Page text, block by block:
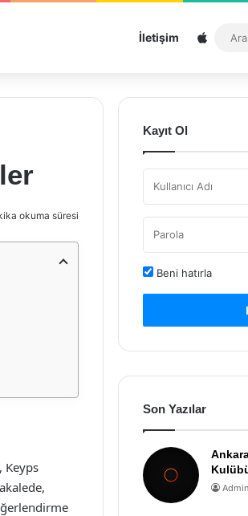
İletişim
okuma süresi
Keyps
Kayıt Ol
Beni hatırla
Son Yazılar
Admin